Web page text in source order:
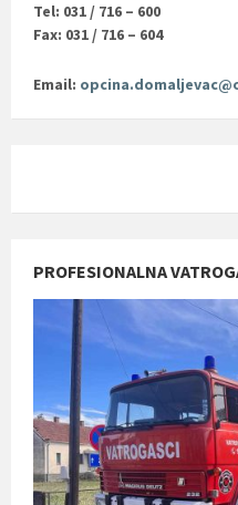
Tel: 031 / 716 – 600
Fax: 031 / 716 – 604
Email:
PROFESIONALNA